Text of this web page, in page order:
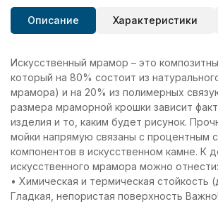
Описание Характеристики
Искусственный мрамор – это
который на 80% состоит из
мрамора) и на 20% из полимерных
размера мраморной крошки зависит
изделия и то, каким будет рисунок.
мойки напрямую связаны с процентным
компонентов в искусственном камне. К
искусственного мрамора можно
• Химическая и термическая стойкость
Гладкая, непористая поверхность